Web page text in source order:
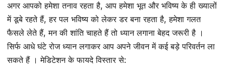
अगर आपको हमेशा तनाव रहता है, आप हमेशा भूत और भविष्य के ही ख्यालों
में डूबे रहते हैं, हर पल भविष्य को लेकर डर बना रहता है, हमेशा गलत
फैसले लेते हैं, मन की शांति चाहते हैं तो ध्यान लगाना बेहद जरूरी है ।
सिर्फ आधे घंटे रोज ध्यान लगाकर आप अपने जीवन में कई बड़े परिवर्तन ला
सकते हैं । मेडिटेशन के फायदे विस्तार से: